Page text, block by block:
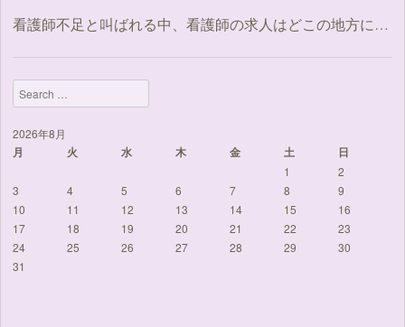
看護師不足と叫ばれる中、看護師の求人はどこの地方に…
Search
2026年8月
月 火 水 木 金 土 日
1
2
3
4 5 6 7 8
9
10
11 12 13 14 15
16
17
18 19 20 21 22
23
24
25 26 27 28 29
30
31